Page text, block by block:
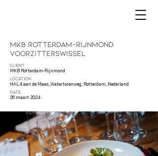
MKB Rotterdam-Rijnmond
Voorzitterswissel
CLIENT
MKB Rotterdam-Rijnmond
LOCATION
HAL4 aan de Maas, Watertorenweg, Rotterdam, Nederland
DATE
26 maart 2024